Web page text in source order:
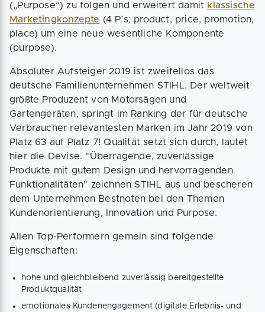
(„Purpose“) zu folgen und erweitert damit klassische
Marketingkonzepte (4 P´s: product, price, promotion,
place) um eine neue wesentliche Komponente
(purpose).
Absoluter Aufsteiger 2019 ist zweifellos das
deutsche Familienunternehmen STIHL. Der weltweit
größte Produzent von Motorsägen und
Gartengeräten, springt im Ranking der für deutsche
Verbraucher relevantesten Marken im Jahr 2019 von
Platz 63 auf Platz 7! Qualität setzt sich durch, lautet
hier die Devise. "Überragende, zuverlässige
Produkte mit gutem Design und hervorragenden
Funktionalitäten" zeichnen STIHL aus und bescheren
dem Unternehmen Bestnoten bei den Themen
Kundenorientierung, Innovation und Purpose.
Allen Top-Performern gemein sind folgende
Eigenschaften:
hohe und gleichbleibend zuverlässig bereitgestellte
Produktqualität
emotionales Kundenengagement (digitale Erlebnis- und